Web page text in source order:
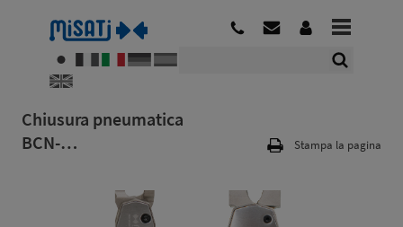
Chiusura pneumatica
BCN-…
Stampa la pagina